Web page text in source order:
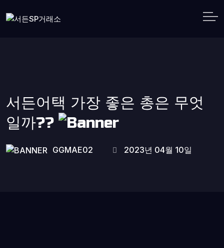
서든어택 가장 좋은 총은 무엇
일까??
GGMAE02 2023년 04월 10일